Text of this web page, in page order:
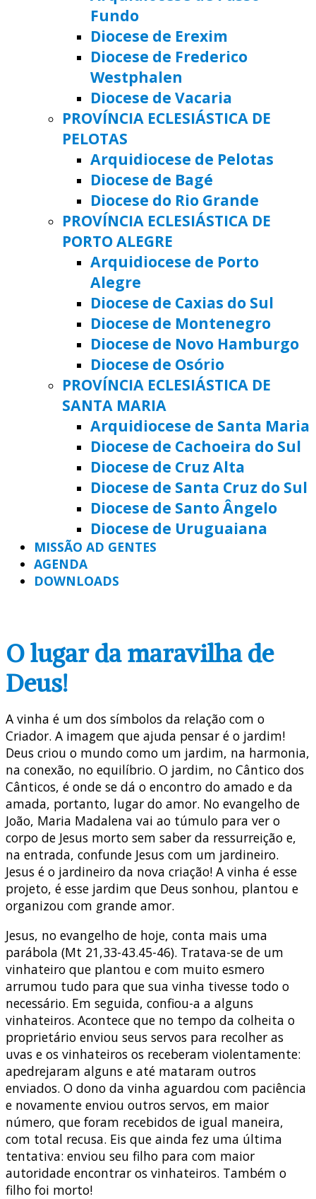
Fundo
Diocese de Erexim
Diocese de Frederico
Westphalen
Diocese de Vacaria
PROVÍNCIA ECLESIÁSTICA DE
PELOTAS
Arquidiocese de Pelotas
Diocese de Bagé
Diocese do Rio Grande
PROVÍNCIA ECLESIÁSTICA DE
PORTO ALEGRE
Arquidiocese de Porto
Alegre
Diocese de Caxias do Sul
Diocese de Montenegro
Diocese de Novo Hamburgo
Diocese de Osório
PROVÍNCIA ECLESIÁSTICA DE
SANTA MARIA
Arquidiocese de Santa Maria
Diocese de Cachoeira do Sul
Diocese de Cruz Alta
Diocese de Santa Cruz do Sul
Diocese de Santo Ângelo
Diocese de Uruguaiana
MISSÃO AD GENTES
AGENDA
DOWNLOADS
O lugar da maravilha de
Deus!
A vinha é um dos símbolos da relação com o
Criador. A imagem que ajuda pensar é o jardim!
Deus criou o mundo como um jardim, na harmonia,
na conexão, no equilíbrio. O jardim, no Cântico dos
Cânticos, é onde se dá o encontro do amado e da
amada, portanto, lugar do amor. No evangelho de
João, Maria Madalena vai ao túmulo para ver o
corpo de Jesus morto sem saber da ressurreição e,
na entrada, confunde Jesus com um jardineiro.
Jesus é o jardineiro da nova criação! A vinha é esse
projeto, é esse jardim que Deus sonhou, plantou e
organizou com grande amor.
Jesus, no evangelho de hoje, conta mais uma
parábola (Mt 21,33-43.45-46). Tratava-se de um
vinhateiro que plantou e com muito esmero
arrumou tudo para que sua vinha tivesse todo o
necessário. Em seguida, confiou-a a alguns
vinhateiros. Acontece que no tempo da colheita o
proprietário enviou seus servos para recolher as
uvas e os vinhateiros os receberam violentamente:
apedrejaram alguns e até mataram outros
enviados. O dono da vinha aguardou com paciência
e novamente enviou outros servos, em maior
número, que foram recebidos de igual maneira,
com total recusa. Eis que ainda fez uma última
tentativa: enviou seu filho para com maior
autoridade encontrar os vinhateiros. Também o
filho foi morto!